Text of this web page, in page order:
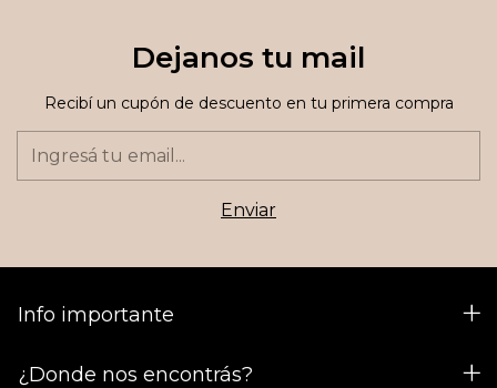
Dejanos tu mail
Recibí un cupón de descuento en tu primera compra
Info importante
¿Donde nos encontrás?